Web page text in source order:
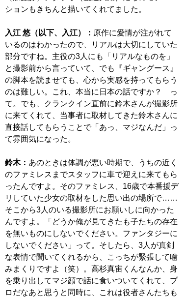
ションもきちんと描いてくれてました。
入江 悠（以下、入江）： 原作に愛情が注がれて
いるのはわかったので、リアルは大切にしていた
部分ですね。主役の3人にも「リアルなものを」
と撮影前から言っていて、でも『ギャングース』
の脚本を読ませても、心から実感を持ってもらう
のは難しい。これ、本当に日本の話ですか？ っ
て。でも、クランクイン直前に鈴木さんが撮影所
に来てくれて、当事者に取材してきた鈴木さんに
直接話してもらうことで「あっ、マジなんだ」っ
て雰囲気になった。
鈴木： あのときは体調が悪い時期で、うちの近く
のファミレスまでスタッフに車で迎えに来てもら
ったんですよ。そのファミレス、16歳で本番援デ
リしていた少女の取材をした思い出の場所で……
そこから3人のいる撮影所にお願いしに向かった
んですよ。「どうか俺が見てきたも子たちの存在
を無いものにしないでください。ファンタジーに
しないでください」って。そしたら、3人が真剣
な表情で聞いてくれるから、こっちが緊張して噛
みまくりですよ（笑）。高杉真宙くんなんか、身
を乗り出してマジ顔で話に食いついてくれて、プ
ロだなあと思うと同時に、これは役者さんたちも